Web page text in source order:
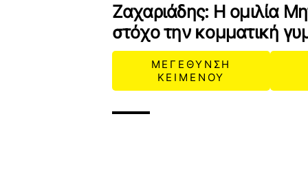
Ζαχαριάδης: Η ομιλία
στόχο την κομματική
ΜΕΓΕΘΥΝΣΗ
ΚΕΙΜΕΝΟΥ